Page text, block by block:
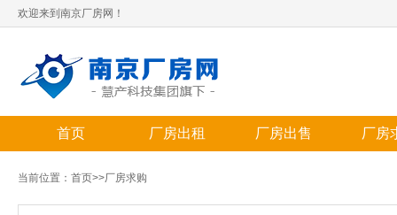
欢迎来到南京厂房网！
首页 厂房出租 厂房出售 厂房
当前位置： 首页>>厂房求购